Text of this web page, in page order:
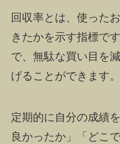
回収率とは、使った
きたかを示す指標で
で、無駄な買い目を
げることができます。
定期的に自分の成績
良かったか」「どこ